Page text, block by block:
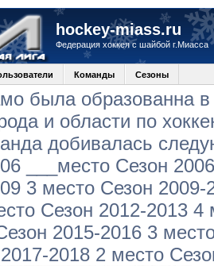
hockey-miass.ru
Федерация хоккея с шайбой г.Миасса
Команды Сезоны
была образованна
и области по
добивалась
___место Сезон
3 место Сезон
Сезон 2012-2013
2015-2016 3
2018 2 место